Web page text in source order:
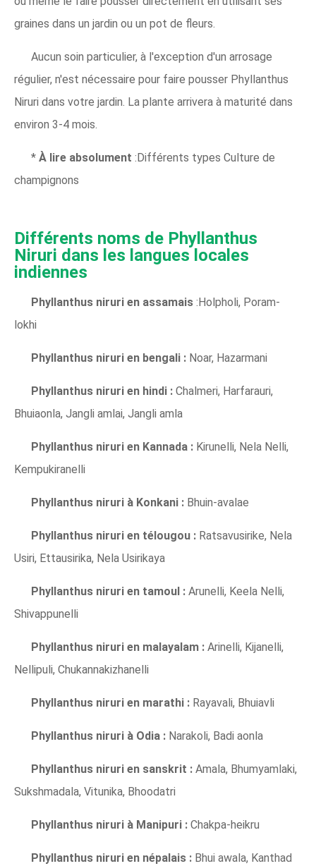
graines dans un jardin ou un pot de fleurs.
Aucun soin particulier, à l'exception d'un arrosage
régulier, n'est nécessaire pour faire pousser Phyllanthus
Niruri dans votre jardin. La plante arrivera à maturité dans
environ 3-4 mois.
* À lire absolument :Différents types Culture de
champignons
Différents noms de Phyllanthus
Niruri dans les langues locales
indiennes
Phyllanthus niruri en assamais :Holpholi, Poram-
lokhi
Phyllanthus niruri en bengali : Noar, Hazarmani
Phyllanthus niruri en hindi : Chalmeri, Harfarauri,
Bhuiaonla, Jangli amlai, Jangli amla
Phyllanthus niruri en Kannada : Kirunelli, Nela Nelli,
Kempukiranelli
Phyllanthus niruri à Konkani : Bhuin-avalae
Phyllanthus niruri en télougou : Ratsavusirike, Nela
Usiri, Ettausirika, Nela Usirikaya
Phyllanthus niruri en tamoul : Arunelli, Keela Nelli,
Shivappunelli
Phyllanthus niruri en malayalam : Arinelli, Kijanelli,
Nellipuli, Chukannakizhanelli
Phyllanthus niruri en marathi : Rayavali, Bhuiavli
Phyllanthus niruri à Odia : Narakoli, Badi aonla
Phyllanthus niruri en sanskrit : Amala, Bhumyamlaki,
Sukshmadala, Vitunika, Bhoodatri
Phyllanthus niruri à Manipuri : Chakpa-heikru
Phyllanthus niruri en népalais : Bhui awala, Kanthad